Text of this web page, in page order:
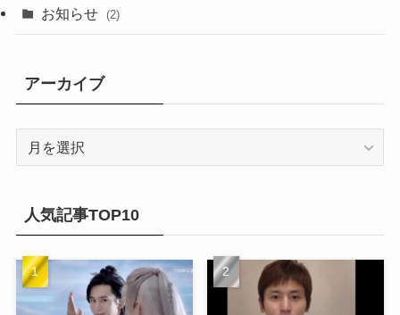
(21)
(25)
(6)
(16)
(17)
お知らせ (2)
アーカイブ
ブ
人気記事TOP10